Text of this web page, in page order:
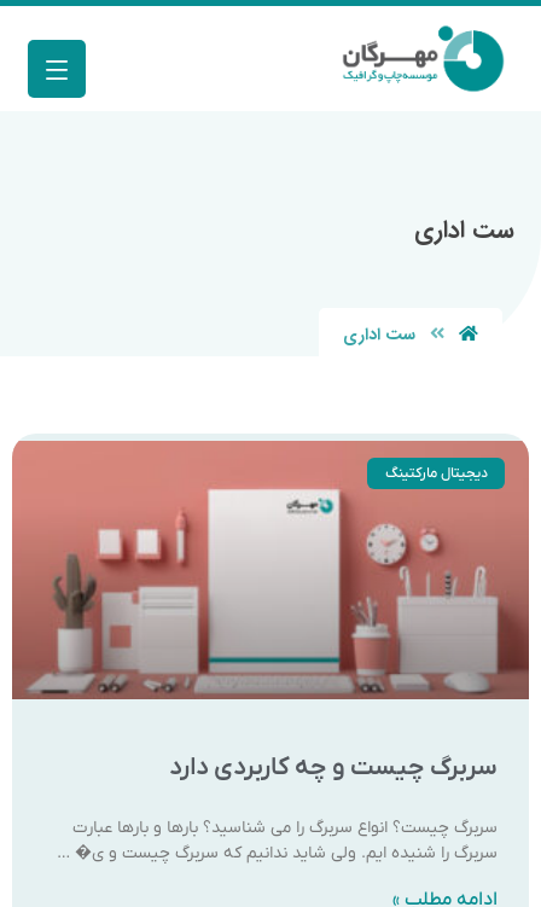
ست اداری
ست اداری
دیجیتال مارکتینگ
سربرگ چیست و چه کاربردی دارد
سربرگ چیست؟ انواع سربرگ را می شناسید؟ بارها و بارها عبارت
سربرگ را شنیده ایم. ولی شاید ندانیم که سربرگ چیست و ی� …
ادامه مطلب »